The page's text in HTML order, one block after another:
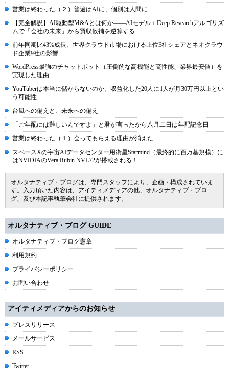
営業は終わった（２）普遍はAIに、個別は人間に
【完全解説】AI駆動型M&Aとは何か――AIモデル＋Deep Researchアルゴリズ
ムで「会社の未来」から買収候補を逆算する
前年同期比43%成長、世界クラウド市場における上位3社シェアとネオクラウ
ド企業9社の影響
WordPress最強のチャットボット（圧倒的な高機能と高性能、業界最安値）を
実現した理由
YouTuberは本当に儲からないのか。収益化した20人に1人が月30万円以上とい
う可能性
台風への備えと、未来への備え
「ご年配には難しいんですよ」と君が言ったから八月二日は年配記念日
営業は終わった（１）会ってもらえる理由が消えた
スペースXの宇宙AIデータセンター用衛星Starmind（最終的に百万基規模）に
はNVIDIAのVera Rubin NVL72が搭載される！
オルタナティブ・ブログは、専門スタッフにより、企画・構成されていま
す。入力頂いた内容は、アイティメディアの他、オルタナティブ・ブロ
グ、及び本記事執筆会社に提供されます。
オルタナティブ・ブログ GUIDE
オルタナティブ・ブログ憲章
利用規約
プライバシーポリシー
お問い合わせ
アイティメディアからのお知らせ
プレスリリース
メールサービス
RSS
Twitter